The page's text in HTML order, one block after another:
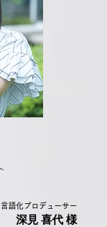
言語化プロデューサー
深見 喜代 様